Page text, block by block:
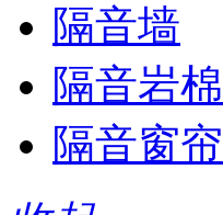
隔音墙
隔音岩棉
隔音窗帘